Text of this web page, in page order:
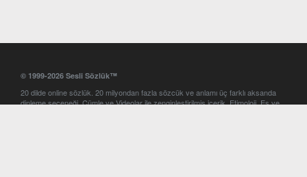
© 1999-2026 Sesli Sözlük™
20 dilde online sözlük. 20 milyondan fazla sözcük ve anlamı üç farklı aksanda
dinleme seçeneği. Cümle ve Videolar ile zenginleştirilmiş içerik. Etimoloji, Eş ve